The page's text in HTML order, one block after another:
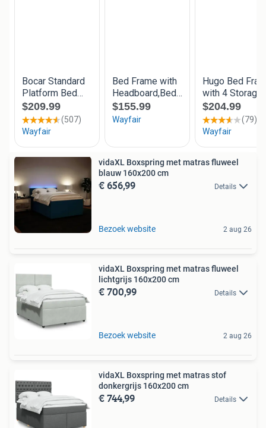
vidaXL Boxspring met matras fluweel
blauw 160x200 cm
€ 656,99 Details
Bezoek website 2 aug 26
vidaXL Boxspring met matras fluweel
lichtgrijs 160x200 cm
€ 700,99 Details
Bezoek website 2 aug 26
vidaXL Boxspring met matras stof
donkergrijs 160x200 cm
€ 744,99 Details